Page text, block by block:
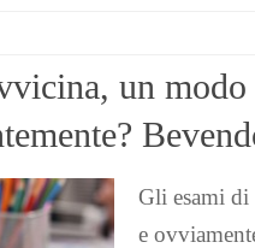
un modo
Gli esami di
e